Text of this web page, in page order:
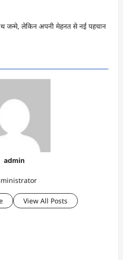
जन्मे, लेकिन अपनी मेहनत से नई पहचान
admin
View All Posts